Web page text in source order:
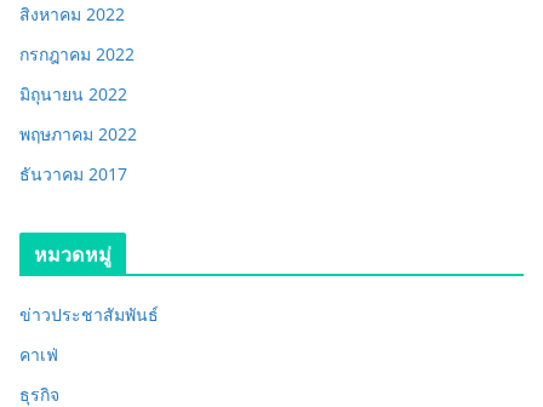
สิงหาคม 2022
กรกฎาคม 2022
มิถุนายน 2022
พฤษภาคม 2022
ธันวาคม 2017
หมวดหมู่
ข่าวประชาสัมพันธ์
คาเฟ่
ธุรกิจ